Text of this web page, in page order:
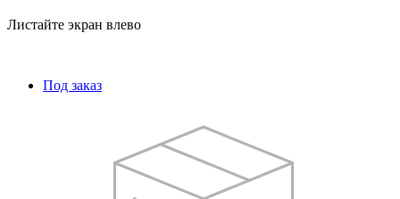
Листайте экран влево
Под заказ